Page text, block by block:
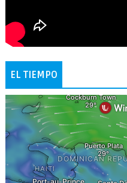
EL TIEMPO